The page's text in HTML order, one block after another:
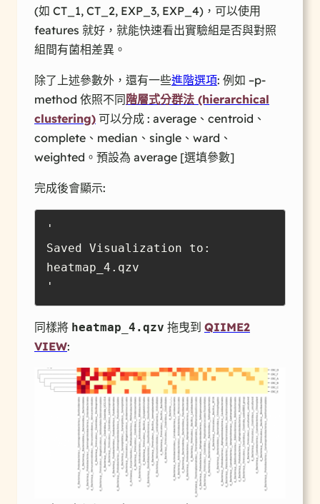
(如 CT_1, CT_2, EXP_3, EXP_4)，可以使用
features 就好，就能快速看出實驗組是否與對照
組間有菌相差異。
除了上述參數外，還有一些進階選項: 例如 –p-
method 依照不同 階層式分群法 (hierarchical
clustering) 可以分成 : average、centroid、
complete、median、single、ward、
weighted。預設為 average [選填參數]
完成後會顯示:
'
Saved Visualization to:
heatmap_4.qzv
'
同樣將 heatmap_4.qzv 拖曳到 QIIME2
VIEW: